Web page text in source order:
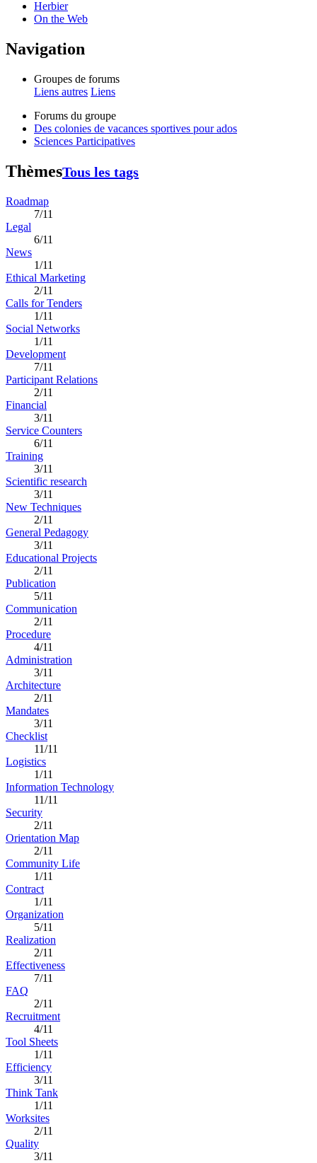
Herbier
On the Web
Navigation
Groupes de forums
Liens autres Liens
Forums du groupe
Des colonies de vacances sportives pour ados
Sciences Participatives
ThèmesTous les tags
Roadmap
7/11
Legal
6/11
News
1/11
Ethical Marketing
2/11
Calls for Tenders
1/11
Social Networks
1/11
Development
7/11
Participant Relations
2/11
Financial
3/11
Service Counters
6/11
Training
3/11
Scientific research
3/11
New Techniques
2/11
General Pedagogy
3/11
Educational Projects
2/11
Publication
5/11
Communication
2/11
Procedure
4/11
Administration
3/11
Architecture
2/11
Mandates
3/11
Checklist
11/11
Logistics
1/11
Information Technology
11/11
Security
2/11
Orientation Map
2/11
Community Life
1/11
Contract
1/11
Organization
5/11
Realization
2/11
Effectiveness
7/11
FAQ
2/11
Recruitment
4/11
Tool Sheets
1/11
Efficiency
3/11
Think Tank
1/11
Worksites
2/11
Quality
3/11